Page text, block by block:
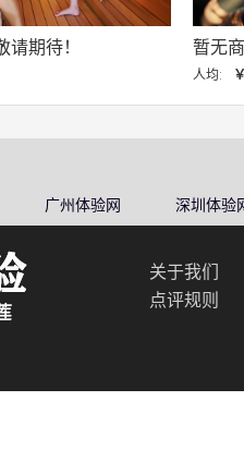
暂无商家推荐，
广州体验网 深圳体验
关于我们
点评规则